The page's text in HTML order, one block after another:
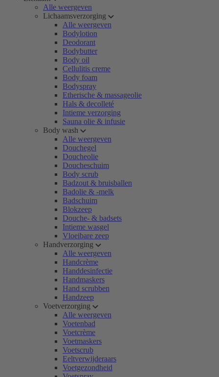
Alle weergeven
Lichaamsverzorging
Alle weergeven
Bodylotion
Deodorant
Bodybutter
Body oil
Cellulitis creme
Body foam
Bodyspray
Etherische & massageolie
Hals & decolleté
Intieme verzorging
Sauna olie & infusie
Body wash
Alle weergeven
Douchegel
Doucheolie
Doucheschuim
Body scrub
Badzout & bruisballen
Badolie & -melk
Badschuim
Blokzeep
Douche- & badsets
Intieme wasgel
Vloeibare zeep
Handverzorging
Alle weergeven
Handcrème
Handdesinfectie
Handmaskers
Hand scrubben
Handzeep
Voetverzorging
Alle weergeven
Voetenbad
Voetcrème
Voetmaskers
Voetscrub
Eeltverwijderaars
Voetgezondheid